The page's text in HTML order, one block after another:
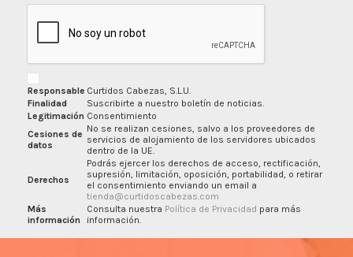
Responsable Curtidos Cabezas, S.L.U.
Finalidad
Suscribirte a nuestro boletín de noticias.
Legitimación Consentimiento
Cesiones de
datos
No se realizan cesiones, salvo a los proveedores de
servicios de alojamiento de los servidores ubicados
dentro de la UE.
Derechos
Podrás ejercer los derechos de acceso, rectificación,
supresión, limitación, oposición, portabilidad, o retirar
el consentimiento enviando un email a
tienda@curtidoscabezas.com
Más
información
Consulta nuestra Política de Privacidad para más
información.